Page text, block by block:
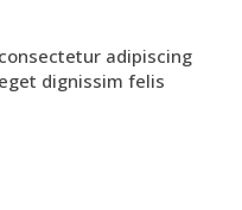
adipiscing
dignissim felis